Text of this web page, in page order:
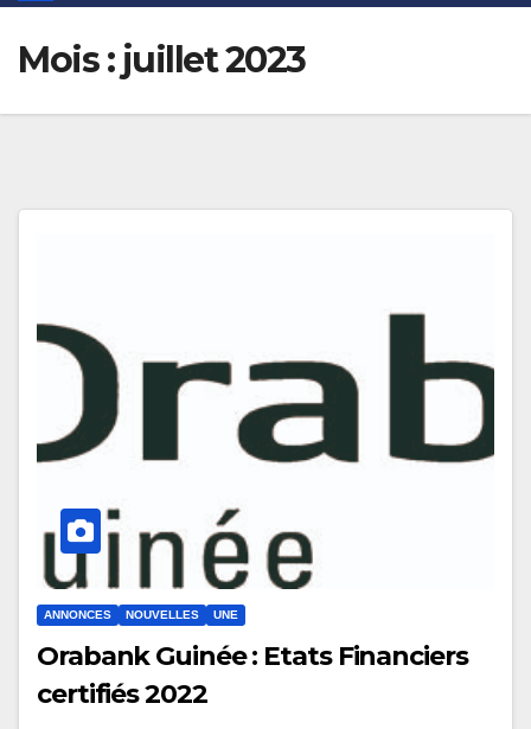
Mois : juillet 2023
ANNONCES NOUVELLES UNE
Orabank Guinée : Etats Financiers
certifiés 2022